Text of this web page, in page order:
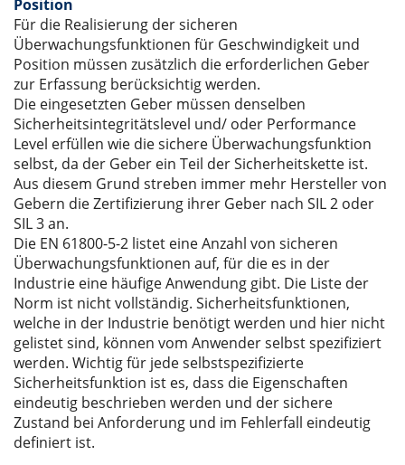
Position
Für die Realisierung der sicheren
Überwachungsfunktionen für Geschwindigkeit und
Position müssen zusätzlich die erforderlichen Geber
zur Erfassung berücksichtig werden.
Die eingesetzten Geber müssen denselben
Sicherheitsintegritätslevel und/ oder Performance
Level erfüllen wie die sichere Überwachungsfunktion
selbst, da der Geber ein Teil der Sicherheitskette ist.
Aus diesem Grund streben immer mehr Hersteller von
Gebern die Zertifizierung ihrer Geber nach SIL 2 oder
SIL 3 an.
Die EN 61800-5-2 listet eine Anzahl von sicheren
Überwachungsfunktionen auf, für die es in der
Industrie eine häufige Anwendung gibt. Die Liste der
Norm ist nicht vollständig. Sicherheitsfunktionen,
welche in der Industrie benötigt werden und hier nicht
gelistet sind, können vom Anwender selbst spezifiziert
werden. Wichtig für jede selbstspezifizierte
Sicherheitsfunktion ist es, dass die Eigenschaften
eindeutig beschrieben werden und der sichere
Zustand bei Anforderung und im Fehlerfall eindeutig
definiert ist.